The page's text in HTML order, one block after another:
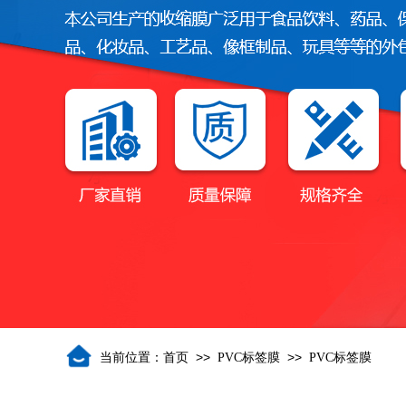
当前位置： 首页 >> PVC标签膜 >> PVC标签膜